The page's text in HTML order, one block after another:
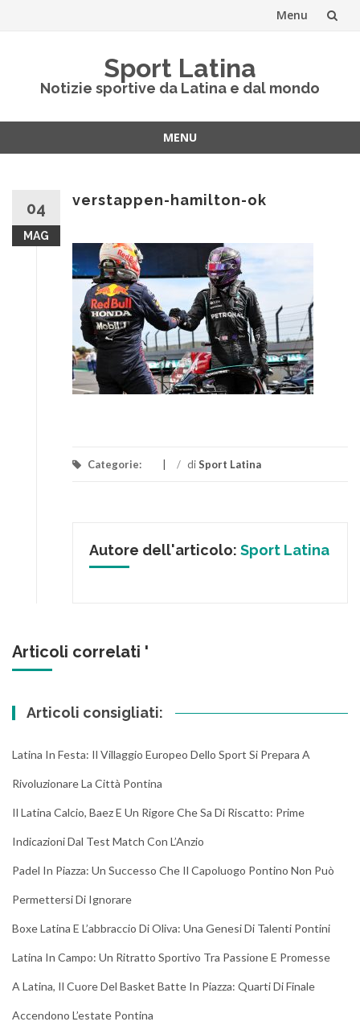
Menu
Sport Latina
Notizie sportive da Latina e dal mondo
MENU
04
MAG
verstappen-hamilton-ok
Categorie: / diSport Latina
Autore dell'articolo: Sport Latina
Articoli correlati '
Articoli consigliati:
Latina In Festa: Il Villaggio Europeo Dello Sport Si Prepara A
Rivoluzionare La Città Pontina
Il Latina Calcio, Baez E Un Rigore Che Sa Di Riscatto: Prime
Indicazioni Dal Test Match Con L’Anzio
Padel In Piazza: Un Successo Che Il Capoluogo Pontino Non Può
Permettersi Di Ignorare
Boxe Latina E L’abbraccio Di Oliva: Una Genesi Di Talenti Pontini
Latina In Campo: Un Ritratto Sportivo Tra Passione E Promesse
A Latina, Il Cuore Del Basket Batte In Piazza: Quarti Di Finale
Accendono L’estate Pontina